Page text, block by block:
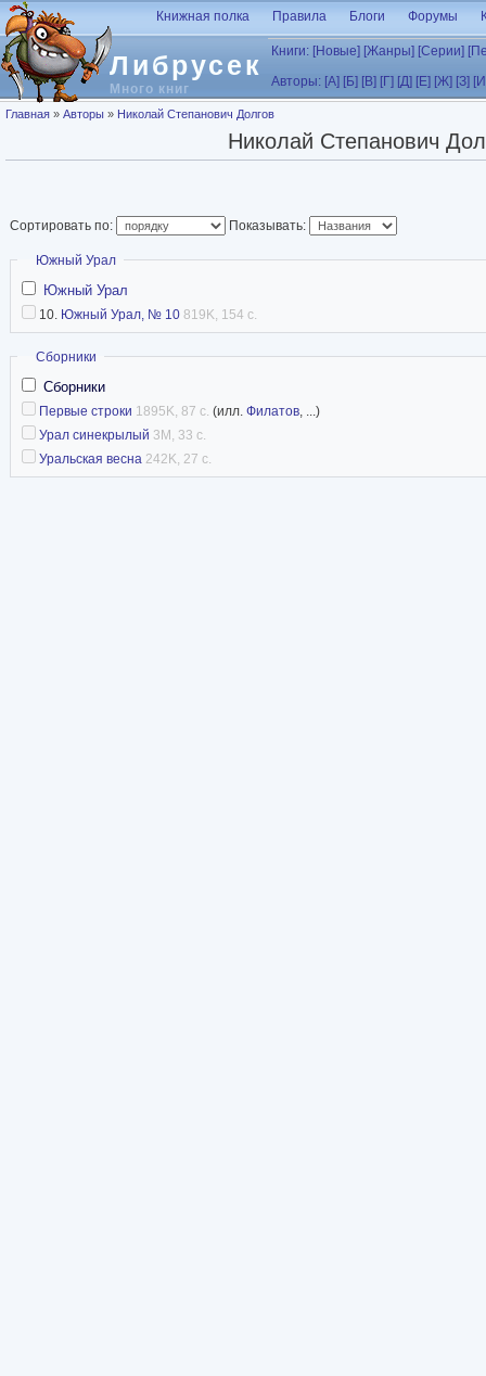
Перейти к основному содержанию
Либрусек
Много книг
Книжная полка Правила Блоги Форумы
Книги: [Новые] [Жанры] [Серии]
Авторы: [А] [Б] [В] [Г] [Д] [Е] [Ж] [З]
Вы здесь
Главная » Авторы » Николай Степанович Долгов
Николай Степанович
Сортировать по: Показывать:
Скрыть
Южный Урал
Южный Урал
10. Южный Урал, № 10 819K, 154 с.
Скрыть
Сборники
Сборники
Первые строки 1895K, 87 с. (илл. Филатов, ...)
Урал синекрылый 3M, 33 с.
Уральская весна 242K, 27 с.